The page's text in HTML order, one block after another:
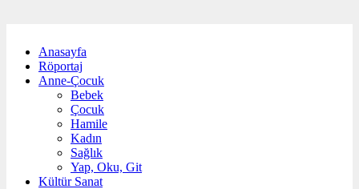
Anasayfa
Röportaj
Anne-Çocuk
Bebek
Çocuk
Hamile
Kadın
Sağlık
Yap, Oku, Git
Kültür Sanat